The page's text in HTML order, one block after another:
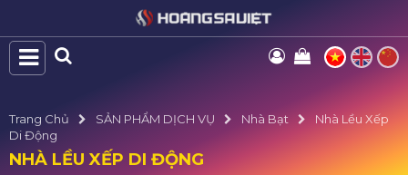
Trang Chủ SẢN PHẨM DỊCH VỤ Nhà Bạt
Nhà Lều Xếp
Di Động
NHÀ LỀU XẾP DI ĐỘNG